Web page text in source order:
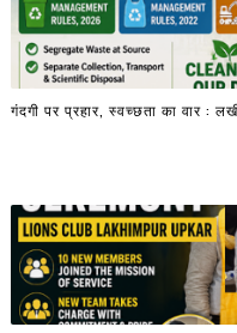
गंदगी पर प्रहार, स्वच्छता का वार :